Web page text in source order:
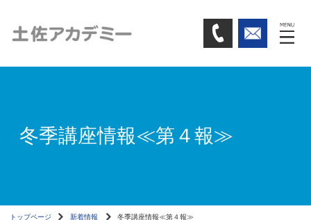
冬季講座情報≪第４報≫
トップページ 新着情報 冬季講座情報≪第４報≫